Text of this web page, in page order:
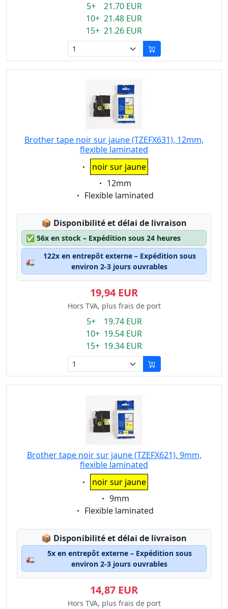
5+ 21.70 EUR
10+ 21.48 EUR
15+ 21.26 EUR
Brother tape noir sur jaune (TZEFX631), 12mm,
flexible laminated
Eigenschaft:
noir sur jaune
Eigenschaft:
12mm
Eigenschaft:
Flexible laminated
📦 Lagerstatus:
Disponibilité et délai de livraison
✅ 56x en stock – Expédition sous 24 heures
🚛
122x en entrepôt externe – Expédition sous
environ 2-3 jours ouvrables
19,94 EUR
Hors TVA, plus frais de port
5+ 19.74 EUR
10+ 19.54 EUR
15+ 19.34 EUR
Brother tape noir sur jaune (TZEFX621), 9mm,
flexible laminated
Eigenschaft:
noir sur jaune
Eigenschaft:
9mm
Eigenschaft:
Flexible laminated
📦 Lagerstatus:
Disponibilité et délai de livraison
🚛
5x en entrepôt externe – Expédition sous
environ 2-3 jours ouvrables
14,87 EUR
Hors TVA, plus frais de port